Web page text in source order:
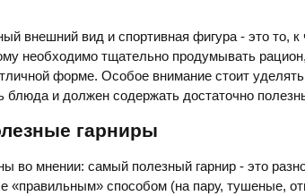
внешний вид и спортивная фигура - это то,
необходимо тщательно продумывать
форме. Особое внимание стоит уделять
блюда и должен содержать достаточно
гарниры
во мнении: самый полезный гарнир - это
«правильным» способом (на пару, тушеные,